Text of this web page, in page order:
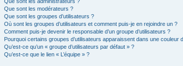
Que sont les modérateurs ?
Que sont les groupes d’utilisateurs ?
Où sont les groupes d’utilisateurs et comment puis-je en rejoindre un ?
Comment puis-je devenir le responsable d’un groupe d’utilisateurs ?
Pourquoi certains groupes d’utilisateurs apparaissent dans une couleur
Qu’est-ce qu’un « groupe d’utilisateurs par défaut » ?
Qu’est-ce que le lien « L’équipe » ?